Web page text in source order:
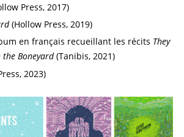
Press, 2017)
(Hollow Press, 2019)
en français recueillant les récits They
the Boneyard(Tanibis, 2021)
2023)